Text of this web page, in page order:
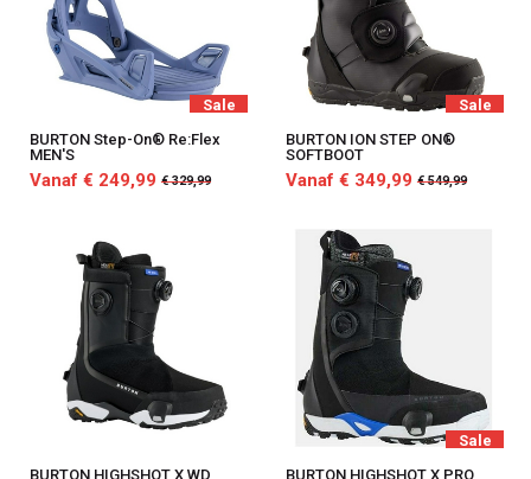
Sale
BURTON Step-On® Re:Flex
MEN'S
Vanaf € 249,99 € 329,99
Sale
BURTON ION STEP ON®
SOFTBOOT
Vanaf € 349,99 € 549,99
BURTON HIGHSHOT X WD
Sale
BURTON HIGHSHOT X PRO